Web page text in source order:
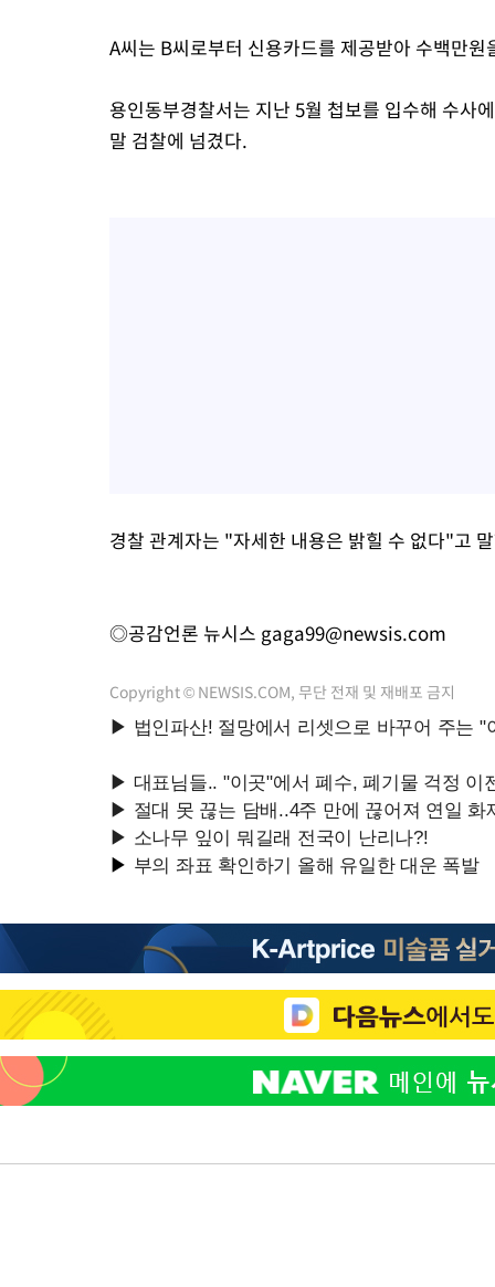
A씨는 B씨로부터 신용카드를 제공받아 수백만
용인동부경찰서는 지난 5월 첩보를 입수해 수사
말 검찰에 넘겼다.
경찰 관계자는 "자세한 내용은 밝힐 수 없다"고
◎공감언론 뉴시스 gaga99@newsis.com
Copyright © NEWSIS.COM, 무단 전재 및 재배포 금지